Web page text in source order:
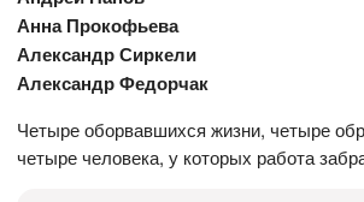
Анна Прокофьева
Александр Сиркели
Александр Федорчак
Четыре оборвавшихся жизни, четыре
четыре человека, у которых работа